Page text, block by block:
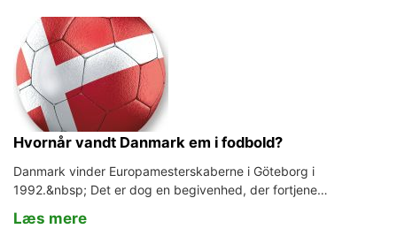
Hvornår vandt Danmark em i fodbold?
Danmark vinder Europamesterskaberne i Göteborg i
1992.&nbsp; Det er dog en begivenhed, der fortjene…
Læs mere